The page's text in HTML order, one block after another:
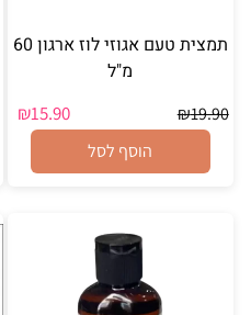
תמצית טעם אגוזי לוז ארגון 60
מ"ל
₪19.90
₪15.90
הוסף לסל